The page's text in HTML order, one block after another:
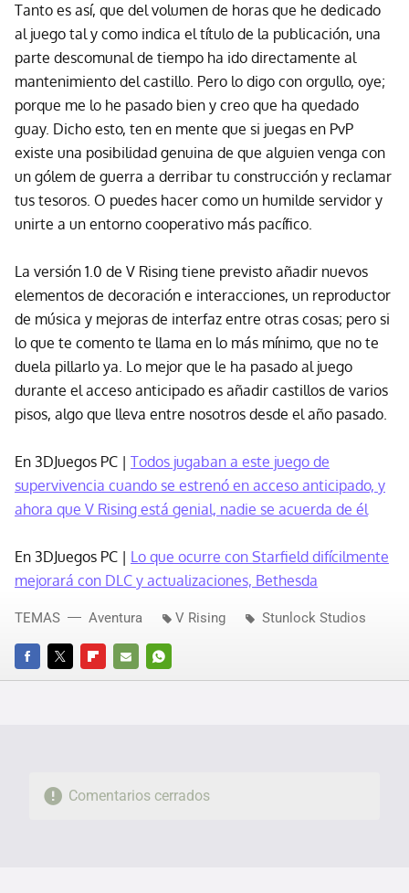
Tanto es así, que del volumen de horas que he dedicado
al juego tal y como indica el título de la publicación, una
parte descomunal de tiempo ha ido directamente al
mantenimiento del castillo. Pero lo digo con orgullo, oye;
porque me lo he pasado bien y creo que ha quedado
guay. Dicho esto, ten en mente que si juegas en PvP
existe una posibilidad genuina de que alguien venga con
un gólem de guerra a derribar tu construcción y reclamar
tus tesoros. O puedes hacer como un humilde servidor y
unirte a un entorno cooperativo más pacífico.
La versión 1.0 de V Rising tiene previsto añadir nuevos
elementos de decoración e interacciones, un reproductor
de música y mejoras de interfaz entre otras cosas; pero si
lo que te comento te llama en lo más mínimo, que no te
duela pillarlo ya. Lo mejor que le ha pasado al juego
durante el acceso anticipado es añadir castillos de varios
pisos, algo que lleva entre nosotros desde el año pasado.
En 3DJuegos PC | Todos jugaban a este juego de
supervivencia cuando se estrenó en acceso anticipado, y
ahora que V Rising está genial, nadie se acuerda de él
En 3DJuegos PC | Lo que ocurre con Starfield difícilmente
mejorará con DLC y actualizaciones, Bethesda
FACEBOOKTWITTERFLIPBOARD
E-
WHATSAPP
TEMAS Aventura V Rising Stunlock Studios
Comentarios cerrados